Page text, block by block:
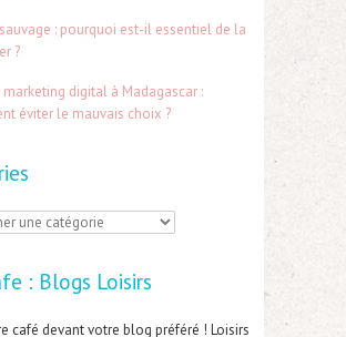
: pourquoi est-il essentiel de la
?
marketing digital à Madagascar :
éviter le mauvais choix ?
: Blogs Loisirs
café devant votre blog préféré ! Loisirs